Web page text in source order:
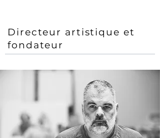
Directeur artistique et
fondateur